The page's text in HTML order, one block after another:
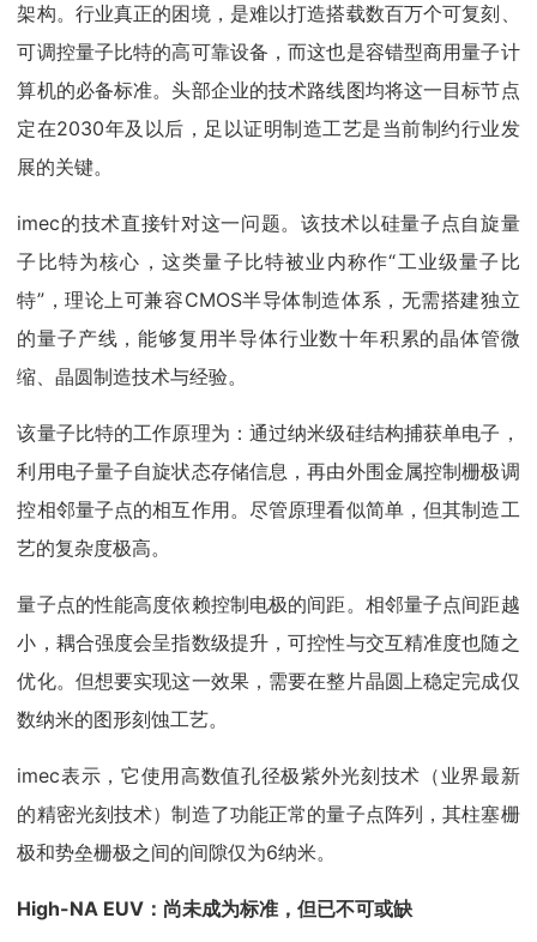
架构。行业真正的困境，是难以打造搭载数百万个可复刻、
可调控量子比特的高可靠设备，而这也是容错型商用量子计
算机的必备标准。头部企业的技术路线图均将这一目标节点
定在2030年及以后，足以证明制造工艺是当前制约行业发
展的关键。
imec的技术直接针对这一问题。该技术以硅量子点自旋量
子比特为核心，这类量子比特被业内称作“工业级量子比
特”，理论上可兼容CMOS半导体制造体系，无需搭建独立
的量子产线，能够复用半导体行业数十年积累的晶体管微
缩、晶圆制造技术与经验。
该量子比特的工作原理为：通过纳米级硅结构捕获单电子，
利用电子量子自旋状态存储信息，再由外围金属控制栅极调
控相邻量子点的相互作用。尽管原理看似简单，但其制造工
艺的复杂度极高。
量子点的性能高度依赖控制电极的间距。相邻量子点间距越
小，耦合强度会呈指数级提升，可控性与交互精准度也随之
优化。但想要实现这一效果，需要在整片晶圆上稳定完成仅
数纳米的图形刻蚀工艺。
imec表示，它使用高数值孔径极紫外光刻技术（业界最新
的精密光刻技术）制造了功能正常的量子点阵列，其柱塞栅
极和势垒栅极之间的间隙仅为6纳米。
High-NA EUV：尚未成为标准，但已不可或缺